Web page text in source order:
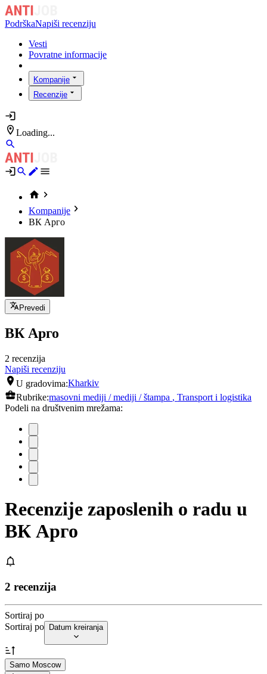
PodrškaNapiši recenziju
Vesti
Povratne informacije
Kompanije
Recenzije
Loading...
Kompanije
ВК Арго
Prevedi
ВК Арго
2 recenzija
Napiši recenziju
U gradovima:Kharkiv
Rubrike:masovni mediji / mediji / štampa ,Transport i logistika
Podeli na društvenim mrežama:
Recenzije zaposlenih o radu u
ВК Арго
2 recenzija
Sortiraj po
Sortiraj po
Datum kreiranja
Samo Moscow